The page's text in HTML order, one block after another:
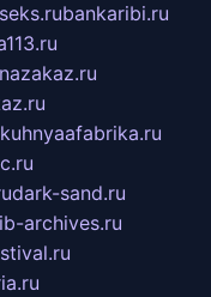
bankaribi.ru
dark-sand.ru
archives.ru